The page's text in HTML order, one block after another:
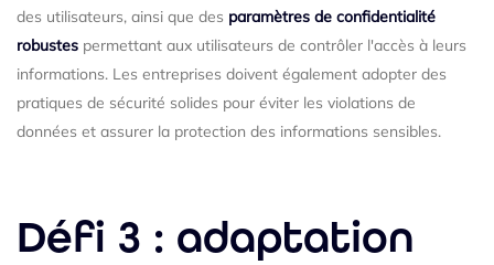
des utilisateurs, ainsi que des paramètres de confidentialité
robustes permettant aux utilisateurs de contrôler l'accès à leurs
informations. Les entreprises doivent également adopter des
pratiques de sécurité solides pour éviter les violations de
données et assurer la protection des informations sensibles.
Défi 3 : adaptation